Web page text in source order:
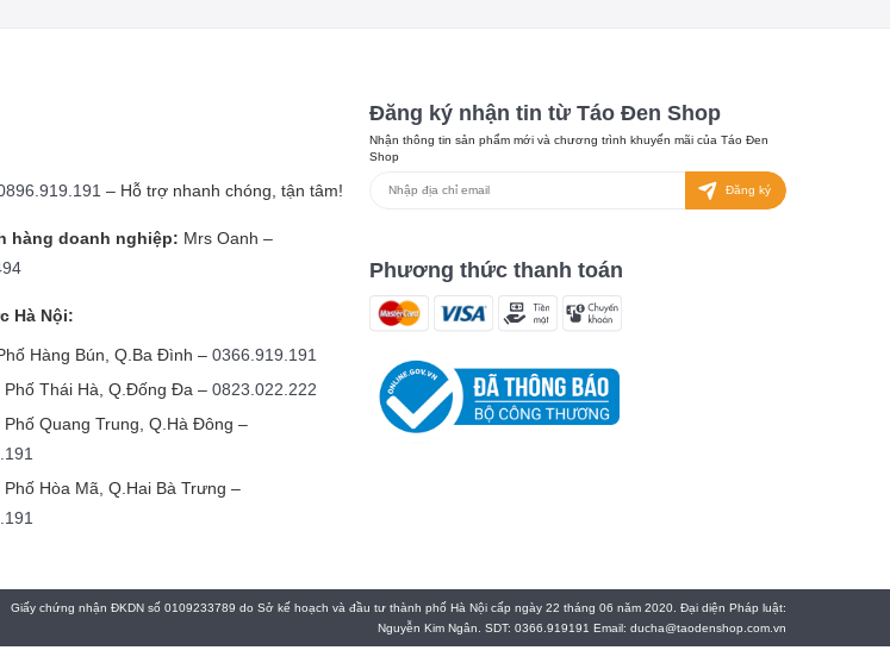
– Hỗ trợ nhanh chóng, tận tâm!
hàng doanh nghiệp: Mrs Oanh –
Hà Nội:
Hàng Bún, Q.Ba Đình – 0366.919.191
Phố Thái Hà, Q.Đống Đa – 0823.022.222
Phố Quang Trung, Q.Hà Đông –
Phố Hòa Mã, Q.Hai Bà Trưng –
Đăng ký nhận tin từ Táo Đen Shop
Nhận thông tin sản phẩm mới và chương trình khuyến mãi của Táo Đen
Shop
Đăng ký
Phương thức thanh toán
Giấy chứng nhận ĐKDN số 0109233789 do Sở kế hoạch và đầu tư thành phố Hà Nội cấp ngày 22 tháng 06 năm 2020. Đại diện Pháp luật:
Nguyễn Kim Ngân. SDT: 0366.919191 Email: ducha@taodenshop.com.vn